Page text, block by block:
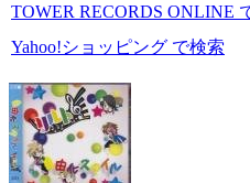
TOWER RECORDS ONLINE
Yahoo!ショッピング で検索